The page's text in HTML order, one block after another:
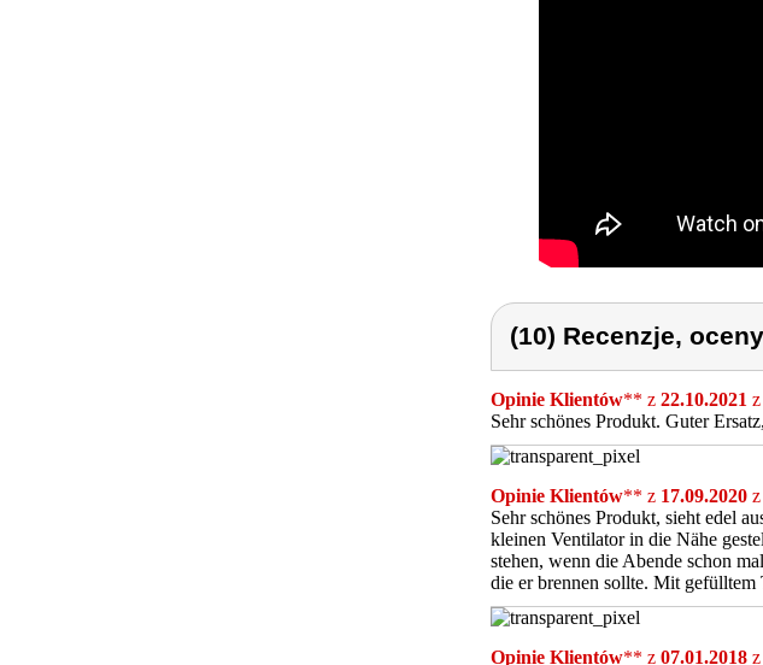
(10) Recenzje,
Opinie Klientów** z 22.10.2021 z
Sehr schönes Produkt. Guter
Opinie Klientów** z 17.09.2020 z
Sehr schönes Produkt, sieht edel
kleinen Ventilator in die Nähe
stehen, wenn die Abende schon
die er brennen sollte. Mit
Opinie Klientów** z 07.01.2018 z